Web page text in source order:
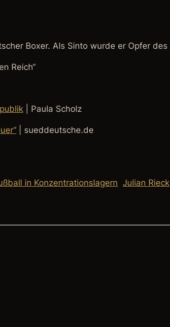
Boxer. Als Sinto wurde er Opfer des
Reich“
| Paula Scholz
| sueddeutsche.de
in Konzentrationslagern Julian Rieck